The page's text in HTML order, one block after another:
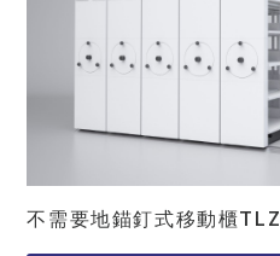
不需要地錨釘式移動櫃TLZ